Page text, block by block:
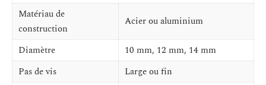
Matériau de
construction
Acier ou aluminium
Diamètre
10 mm, 12 mm, 14 mm
Pas de vis
Large ou fin